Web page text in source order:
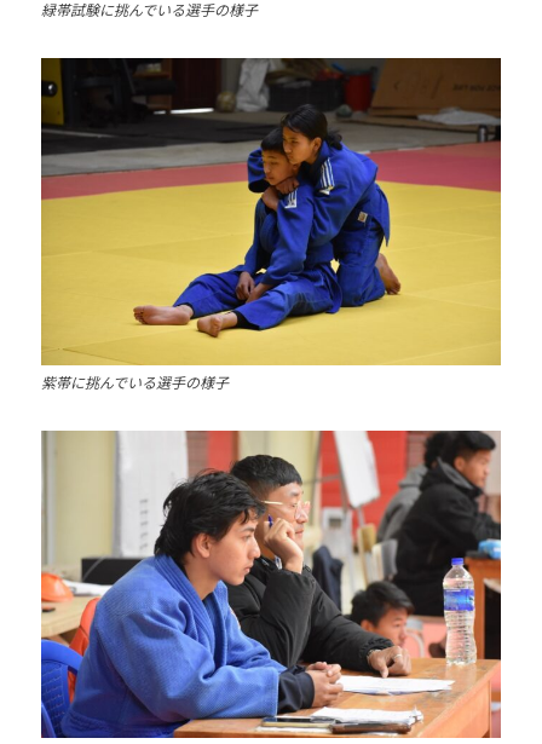
緑帯試験に挑んでいる選手の様子
紫帯に挑んでいる選手の様子